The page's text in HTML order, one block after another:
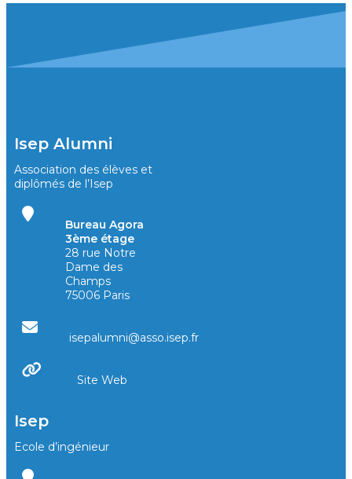
Isep Alumni
Association des élèves et
diplômés de l’Isep
Bureau Agora
3ème étage
28 rue Notre
Dame des
Champs
75006 Paris
isepalumni@asso.isep.fr
Site Web
Isep
Ecole d’ingénieur